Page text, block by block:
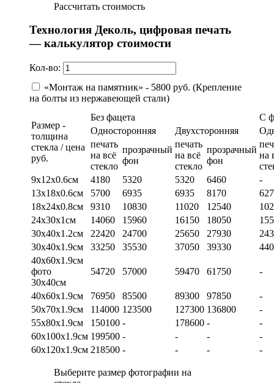
Рассчитать стоимость
Технология Деколь, цифровая печать
— калькулятор стоимости
Кол-во:
«Монтаж на памятник» - 5800 руб. (Крепление
на болты из нержавеющей стали)
Размер -
толщина
стекла / цена
руб.
Без фацета
С
Односторонняя
Двухсторонняя
печать
на всё
стекло
прозрачный
фон
печать
на всё
стекло
прозрачный
фон
на
9х12х0.6см
4180 5320 5320 6460
-
13х18х0.6см
5700 6935 6935 8170
18х24х0.8см
9310 10830 11020 12540
24х30х1см
14060 15960 16150 18050
30х40х1.2см
22420 24700 25650 27930
30х40х1.9см
33250 35530 37050 39330
40х60х1.9см
фото
30х40см
54720 57000 59470 61750 -
40х60х1.9см 76950 85500 89300 97850
-
50х70х1.9см
114000 123500 127300 136800
-
55х80х1.9см
150100 - 178600 -
-
60х100х1.9см 199500 - - -
-
60х120х1.9см 218500 - - - -
Выберите размер фотографии на